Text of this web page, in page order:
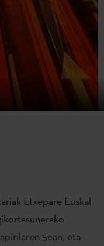
Etxepare Euskal
5ean, eta